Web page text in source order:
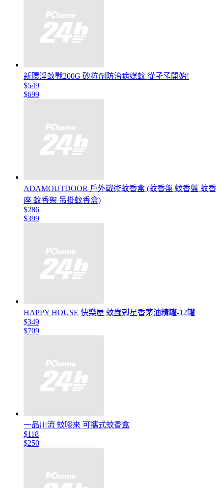
新環淨蚊戰200G 砂粒劑防治病媒蚊 從孑孓開始!
$549
$699
ADAMOUTDOOR 戶外戰術蚊香盒 (蚊香盤 蚊香盤 蚊香
座 蚊香架 吊掛蚊香盒)
$286
$399
HAPPY HOUSE 快樂屋 蚊蟲剋星香茅油精罐-12罐
$349
$709
一品川流 蚊嘜來 可攜式蚊香盒
$118
$250